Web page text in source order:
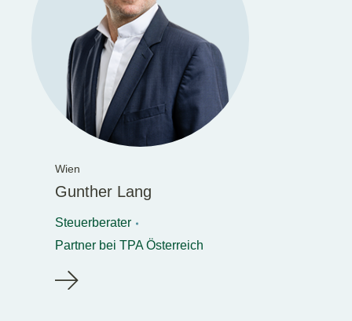
Wien
Gunther Lang
Steuerberater
Partner bei TPA Österreich